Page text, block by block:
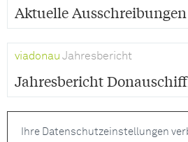
Aktuelle Ausschreibungen
viadonau Jahresbericht
Jahresbericht
Ihre Datenschutzeinstellungen